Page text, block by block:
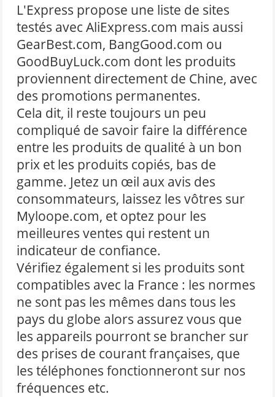
L'Express propose une liste de sites
testés avec AliExpress.com mais aussi
GearBest.com, BangGood.com ou
GoodBuyLuck.com dont les produits
proviennent directement de Chine, avec
des promotions permanentes.
Cela dit, il reste toujours un peu
compliqué de savoir faire la différence
entre les produits de qualité à un bon
prix et les produits copiés, bas de
gamme. Jetez un œil aux avis des
consommateurs, laissez les vôtres sur
Myloope.com, et optez pour les
meilleures ventes qui restent un
indicateur de confiance.
Vérifiez également si les produits sont
compatibles avec la France : les normes
ne sont pas les mêmes dans tous les
pays du globe alors assurez vous que
les appareils pourront se brancher sur
des prises de courant françaises, que
les téléphones fonctionneront sur nos
fréquences etc.